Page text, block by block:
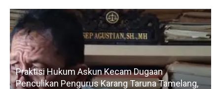
Praktisi Hukum Askun Kecam Dugaan
Penculikan Pengurus Karang Taruna Tamelang,